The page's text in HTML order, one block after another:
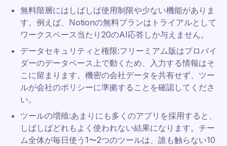
無料階層にはしばしば使用制限や少ない機能がありま
す。例えば、Notionの無料プランはトライアルとして
ワークスペース当たり20のAI応答しか与えません。
データセキュリティと権限:フリーミアム版はプロバイ
ダーのデータベース上で動くため、入力する情報はそ
こに留まります。機密の会社データを共有せず、ツー
ルが会社のポリシーに準拠することを確認してくださ
い。
ツールの増殖:あまりにも多くのアプリを採用すると、
しばしばどれもよく使われない結果になります。チー
ム全体が毎日使う1〜2つのツールは、誰も触らない10